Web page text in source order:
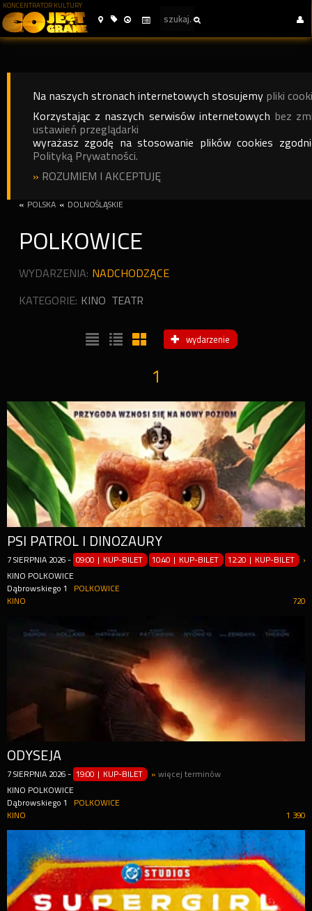
KONCENTRATOR KULTURY
Na naszych stronach internetowych stosujemy pliki
Korzystając z naszych serwisów internetowych bez
ustawień przeglądarki
wyrażasz zgodę na stosowanie plików cookies
Polityką Prywatności.
» ROZUMIEM I AKCEPTUJĘ
« POLSKA « DOLNOŚLĄSKIE
POLKOWICE
WYDARZENIA: NADCHODZĄCE
KATEGORIE: KINO TEATR
wydarzenie
1
PSI PATROL I DINOZAURY
7 SIERPNIA 2026 - 09:00 | KUP-BILET 10:40 | KUP-BILET 12:20 | KUP-BILET »
KINO POLKOWICE
Dąbrowskiego 1
POLKOWICE
720
KINO
ODYSEJA
7 SIERPNIA 2026 - 19:00 | KUP-BILET »więcej terminów
KINO POLKOWICE
Dąbrowskiego 1
POLKOWICE
1 390
KINO